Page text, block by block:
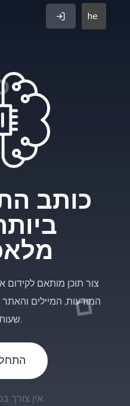
he
כותב
צור תוכן מותאם לקידום
שעות עבודה.
אין צורך בכרטיס אשראי.